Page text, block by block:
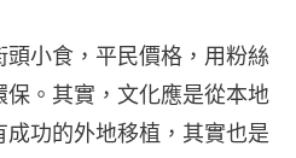
小食，平民價格，用粉絲
。其實，文化應是從本地
功的外地移植，其實也是